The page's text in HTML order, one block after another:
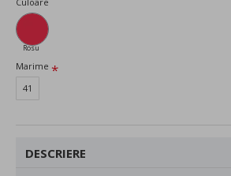
Rosu
Marime
41
DESCRIERE